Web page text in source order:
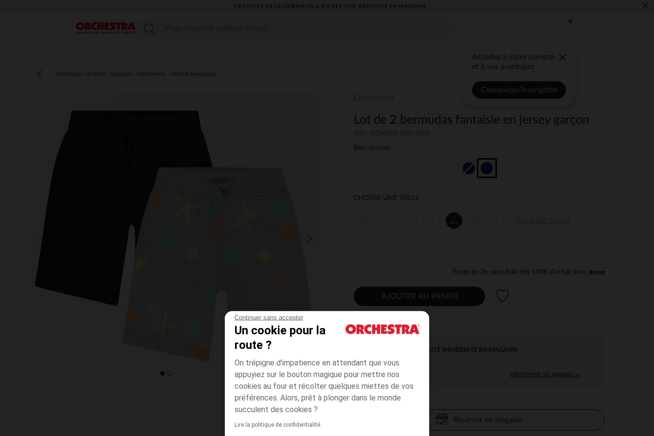
Continuer sans accepter
Un cookie pour la
route ?
On trépigne d'impatience en attendant que vous
appuyiez sur le bouton magique pour mettre nos
cookies au four et récolter quelques miettes de vos
préférences. Alors, prêt à plonger dans le monde
succulent des cookies ?
Lire la politique de confidentialité
PROFITEZ DE LA LIVRAISON & DU RETOUR GRATUITS EN MAGASIN​ ×
Menu
Accédez à votre compte
et à vos avantages
Connexion/Inscription
Orchestra Enfant Garçon Vêtements Shorts,bermudas
Lot de 2 bermudas fantaisie en jersey garçon
Bleu marine
CHOISIR UNE TAILLE
7
ans
Payez en 3x sans frais dès 100€ d'achat avec
AJOUTER AU PANIER
DISPONIBILITÉ IMMÉDIATE EN MAGASIN
sélectionner un magasin →
Réserver en magasin